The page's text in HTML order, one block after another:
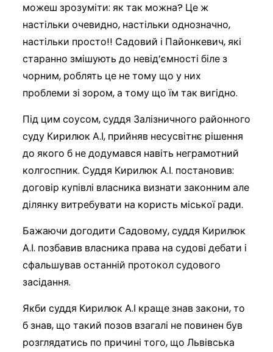
можеш зрозуміти: як так можна? Це ж
настільки очевидно, настільки однозначно,
настільки просто!! Садовий і Пайонкевич, які
старанно змішують до невід’ємності біле з
чорним, роблять це не тому що у них
проблеми зі зором, а тому що їм так вигідно.
Під цим соусом, суддя Залізничного районного
суду Кирилюк А.І, прийняв несусвітнє рішення
до якого б не додумався навіть неграмотний
колгоспник. Суддя Кирилюк А.І. постановив:
договір купівлі власника визнати законним але
ділянку витребувати на користь міської ради.
Бажаючи догодити Садовому, суддя Кирилюк
А.І. позбавив власника права на судові дебати і
сфальшував останній протокол судового
засідання.
Якби суддя Кирилюк А.І краще знав закони, то
б знав, що такий позов взагалі не повинен був
розглядатись по причині того, що Львівська